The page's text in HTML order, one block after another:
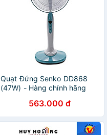
Quạt Đứng Senko DD868
(47W) - Hàng chính hãng
563.000 đ